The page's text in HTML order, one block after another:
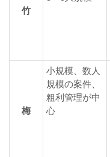
竹
梅
小規模、数人
規模の案件、
粗利管理が中
心